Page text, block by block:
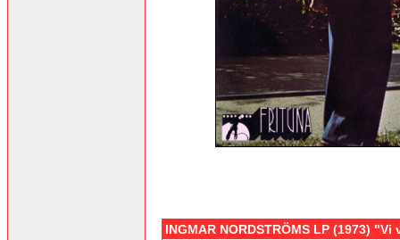
INGMAR NORDSTRÖMS LP (1973)